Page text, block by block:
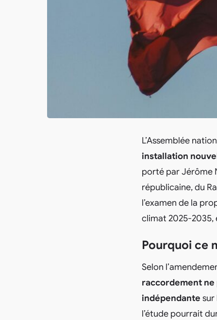
L’Assemblée
installation
porté par Jérôme
républicaine, du
l’examen de la
climat 2025‑2035,
Pourquoi ce
Selon
raccordement
indépendante sur
l’étude pourrait